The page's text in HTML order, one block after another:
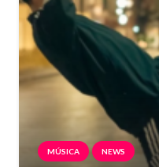
MÚSICA NEWS